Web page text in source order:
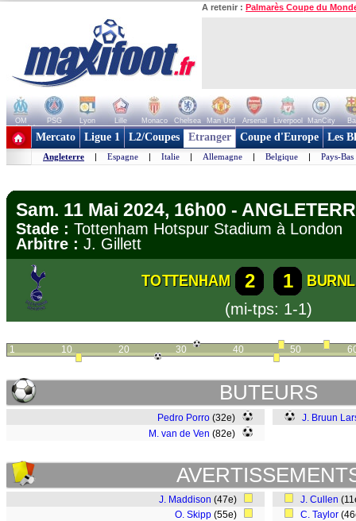
A retenir : Palmarès Coupe du
OM PSG Lyon Lille Monaco Chelsea Man Utd Arsenal Liverpool ManCity
+ de clubs
Mercato Ligue 1 L2/Coupes Etranger Coupe d'Europe Les
Angleterre | Espagne | Italie | Allemagne | Belgique | Pays-Bas
Sam. 11 Mai 2024, 16h00 -
Stade : Tottenham Hotspur Stadium à
Arbitre : J. Gillett
TOTTENHAM 2 1
(mi-tps: 1-1)
1 10 20 30 40 50
BUTEURS
Pedro Porro (32e)
M. van de Ven (82e)
J. Bruun
J. Maddison (47e)
O. Skipp (55e)
J. Cullen
C. Taylor